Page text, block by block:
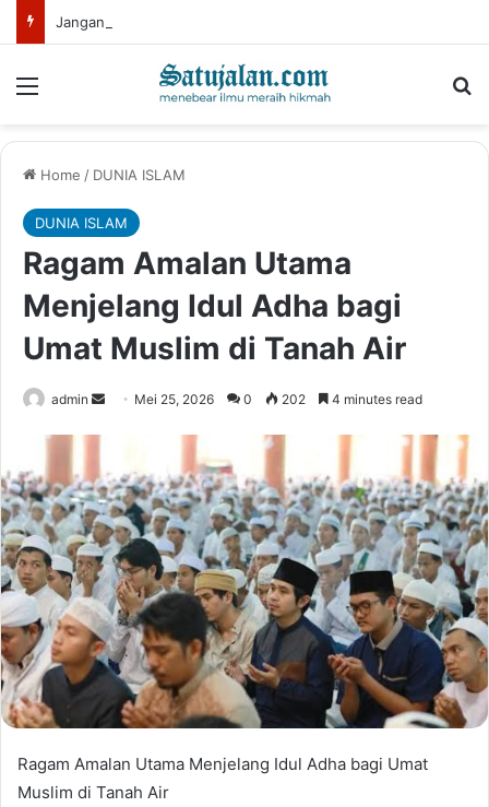
Menu
Home / DUNIA ISLAM
DUNIA ISLAM
Ragam Amalan Utama
Menjelang Idul Adha bagi
Umat Muslim di Tanah Air
admin
Send Mei 25, 2026 0 202 4 minutes read
Ragam Amalan Utama Menjelang Idul Adha bagi Umat
Muslim di Tanah Air